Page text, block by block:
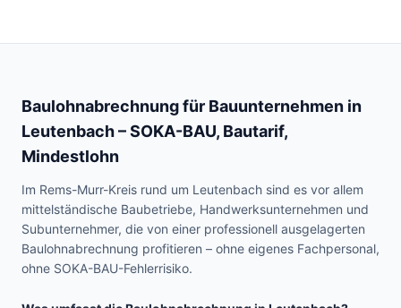
Baulohnabrechnung für Bauunternehmen in
Leutenbach– SOKA-BAU, Bautarif,
Mindestlohn
Im Rems-Murr-Kreis rund um Leutenbach sind es vor allem
mittelständische Baubetriebe, Handwerksunternehmen und
Subunternehmer, die von einer professionell ausgelagerten
Baulohnabrechnung profitieren – ohne eigenes Fachpersonal,
ohne SOKA-BAU-Fehlerrisiko.